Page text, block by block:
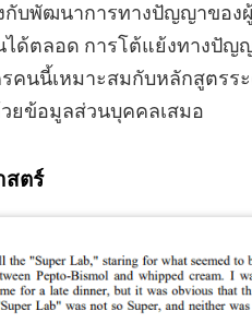
กับพัฒนาการทางปัญญาของผู้
ได้ตลอด การโต้แย้งทางปัญ
คนนี้เหมาะสมกับหลักสูตรร
ยข้อมูลส่วนบุคคลเสมอ
สตร์